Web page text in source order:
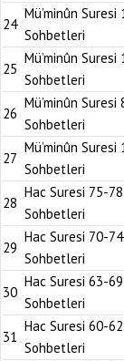
24
Mü’minûn Suresi
Sohbetleri
25
Mü’minûn
Sohbetleri
26
Mü’minûn
Sohbetleri
27
Mü’minûn Suresi
Sohbetleri
28
Hac Suresi 75-
Sohbetleri
29
Hac Suresi 70-
Sohbetleri
30
Hac Suresi 63-
Sohbetleri
31
Hac Suresi 60-
Sohbetleri